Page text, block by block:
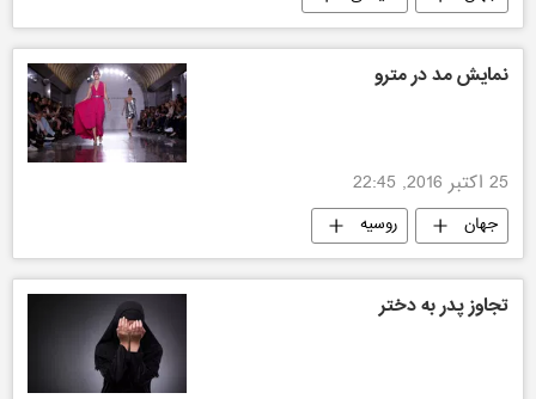
نمایش مد در مترو
25 اکتبر 2016, 22:45
جهان روسیه
تجاوز پدر به دختر